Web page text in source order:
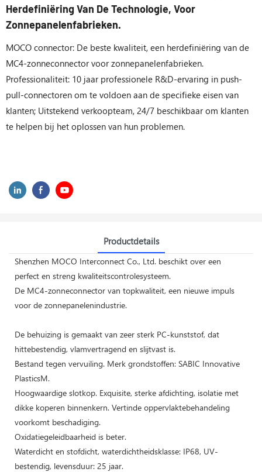
Herdefiniëring Van De Technologie, Voor
Zonnepanelenfabrieken.
MOCO connector: De beste kwaliteit, een herdefiniëring van de
MC4-zonneconnector voor zonnepanelenfabrieken.
Professionaliteit: 10 jaar professionele R&D-ervaring in push-
pull-connectoren om te voldoen aan de specifieke eisen van
klanten; Uitstekend verkoopteam, 24/7 beschikbaar om klanten
te helpen bij het oplossen van hun problemen.
Productdetails
Shenzhen MOCO Interconnect Co., Ltd. beschikt over een
perfect en streng kwaliteitscontrolesysteem.
De MC4-zonneconnector van topkwaliteit, een nieuwe impuls
voor de zonnepanelenindustrie.
De behuizing is gemaakt van zeer sterk PC-kunststof, dat
hittebestendig, vlamvertragend en slijtvast is.
Bestand tegen vervuiling. Merk grondstoffen: SABIC Innovative
PlasticsM.
Hoogwaardige slotkop. Exquisite, sterke afdichting, isolatie met
dikke koperen binnenkern. Vertinde oppervlaktebehandeling
voorkomt beschadiging.
Oxidatiegeleidbaarheid is beter.
Waterdicht en stofdicht, waterdichtheidsklasse: IP68, UV-
bestendig, levensduur: 25 jaar.